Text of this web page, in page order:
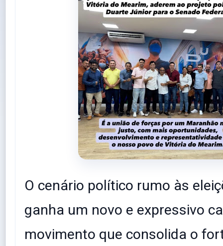
O cenário político rumo às
ganha um novo e expressivo
movimento que consolida o